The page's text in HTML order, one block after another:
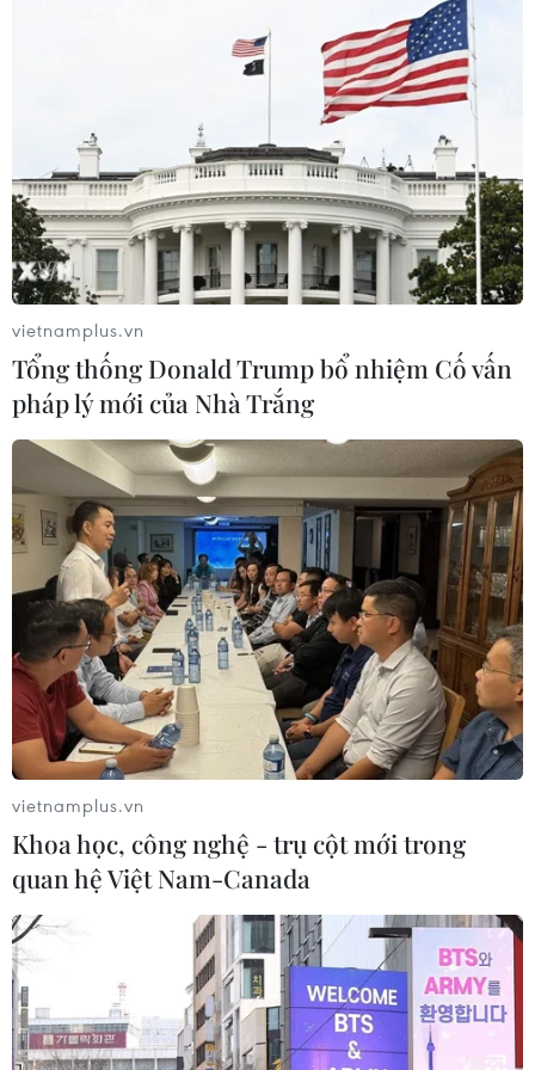
TIN CÙNG CHUYÊN MỤC
Lâm Đồng: Phát hiện một số di vật
trong mộ liệt sỹ tại Nghĩa trang Bình
Thuận
10/08/2026 03:09
vietnamplus.vn
Tổng thống Donald Trump bổ nhiệm Cố vấn
pháp lý mới của Nhà Trắng
vietnamplus.vn
Khoa học, công nghệ - trụ cột mới trong
quan hệ Việt Nam-Canada